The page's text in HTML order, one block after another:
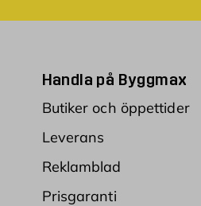
Handla på Byggmax
Butiker och öppettider
Leverans
Reklamblad
Prisgaranti